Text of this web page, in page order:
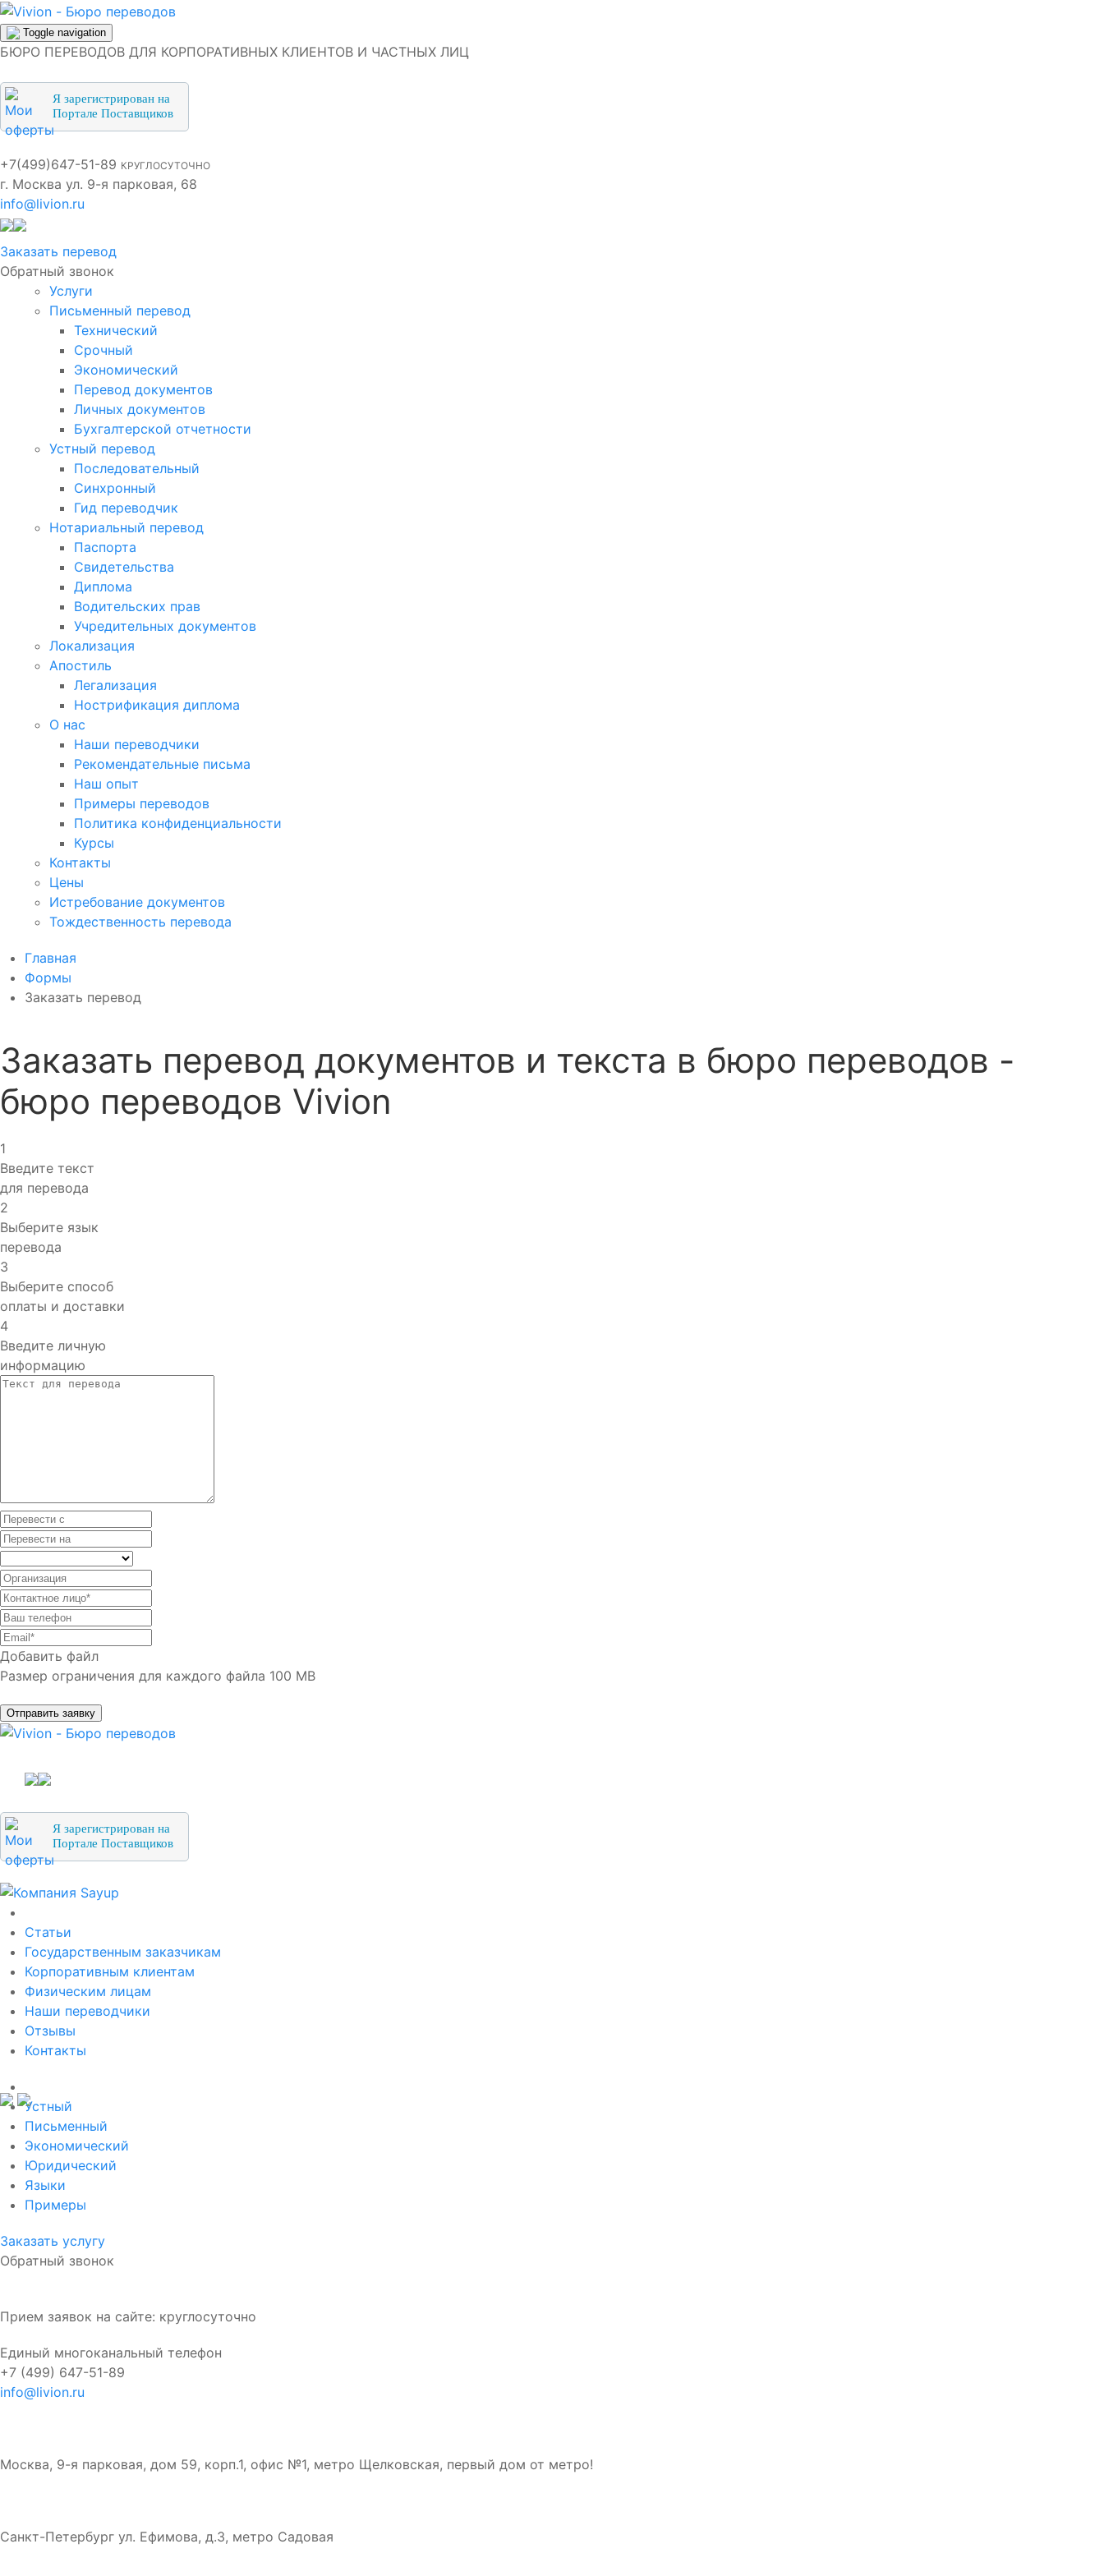
Toggle navigation
БЮРО ПЕРЕВОДОВ ДЛЯ КОРПОРАТИВНЫХ КЛИЕНТОВ И ЧАСТНЫХ ЛИЦ
Я зарегистрирован на
Портале Поставщиков
+7(499)647-51-89 КРУГЛОСУТОЧНО
г. Москва ул. 9-я парковая, 68
info@livion.ru
Заказать перевод
Обратный звонок
Услуги
Письменный перевод
Технический
Срочный
Экономический
Перевод документов
Личных документов
Бухгалтерской отчетности
Устный перевод
Последовательный
Синхронный
Гид переводчик
Нотариальный перевод
Паспорта
Свидетельства
Диплома
Водительских прав
Учредительных документов
Локализация
Апостиль
Легализация
Нострификация диплома
О нас
Наши переводчики
Рекомендательные письма
Наш опыт
Примеры переводов
Политика конфиденциальности
Курсы
Контакты
Цены
Истребование документов
Тождественность перевода
Главная
Формы
Заказать перевод
Заказать перевод документов и текста в бюро переводов -
бюро переводов Vivion
1
Введите текст
для перевода
2
Выберите язык
перевода
3
Выберите способ
оплаты и доставки
4
Введите личную
информацию
Добавить файл
Размер ограничения для каждого файла 100 MB
Отправить заявку
Я зарегистрирован на
Портале Поставщиков
Статьи
Государственным заказчикам
Корпоративным клиентам
Физическим лицам
Наши переводчики
Отзывы
Контакты
Устный
Письменный
Экономический
Юридический
Языки
Примеры
Заказать услугу
Обратный звонок
Прием заявок на сайте: круглосуточно
Единый многоканальный телефон
+7 (499) 647-51-89
info@livion.ru
Москва, 9-я парковая, дом 59, корп.1, офис №1, метро Щелковская, первый дом от метро!
Санкт-Петербург ул. Ефимова, д.3, метро Садовая